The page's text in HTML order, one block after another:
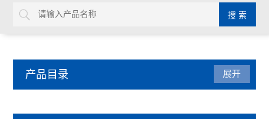
产品目录 展开